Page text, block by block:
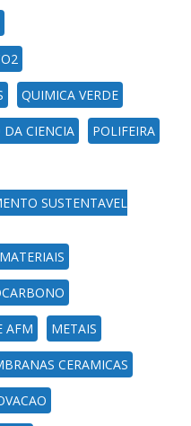
QUIMICA VERDE
DA CIENCIA POLIFEIRA
SUSTENTAVEL
AFM METAIS
CERAMICAS